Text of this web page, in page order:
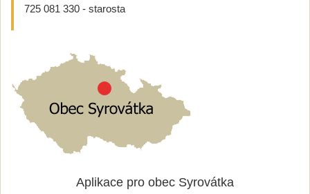
725 081 330 - starosta
Aplikace pro obec Syrovátka